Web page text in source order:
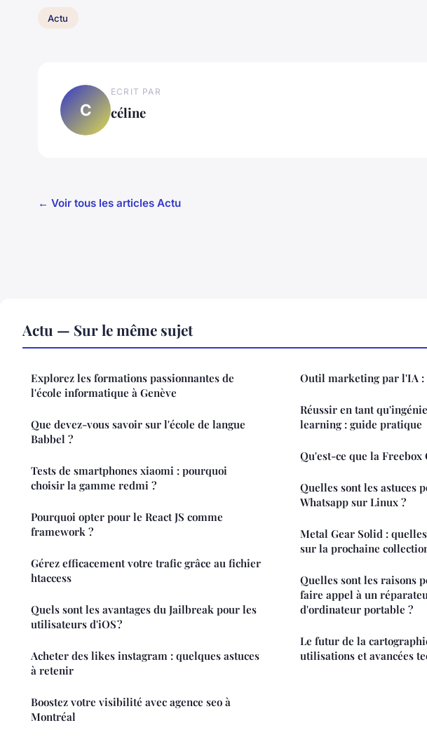
Actu
C
ECRIT PAR
céline
← Voir tous les articles Actu
Actu — Sur le même sujet
Explorez les formations passionnantes de
l'école informatique à Genève
Que devez-vous savoir sur l'école de langue
Babbel ?
Tests de smartphones xiaomi : pourquoi
choisir la gamme redmi ?
Pourquoi opter pour le React JS comme
framework ?
Gérez efficacement votre trafic grâce au fichier
htaccess
Quels sont les avantages du Jailbreak pour les
utilisateurs d'iOS ?
Acheter des likes instagram : quelques astuces
à retenir
Boostez votre visibilité avec agence seo à
Montréal
Outil marketing par l'IA :
Réussir en tant
learning : guide pratique
Qu'est-ce que la Freebox
Quelles sont les astuces
Whatsapp sur Linux ?
Metal Gear Solid :
sur la prochaine
Quelles sont les raisons
faire appel à un
d'ordinateur portable ?
Le futur de la
utilisations et avancées